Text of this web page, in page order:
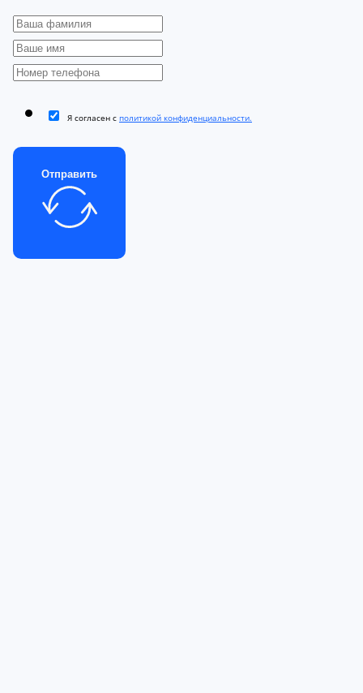
Я согласен с политикой конфиденциальности.
Отправить